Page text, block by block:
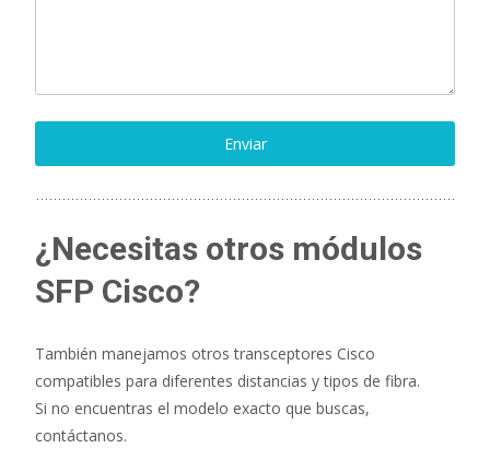
¿Necesitas otros módulos
SFP Cisco?
También manejamos otros transceptores Cisco
compatibles para diferentes distancias y tipos de fibra.
Si no encuentras el modelo exacto que buscas,
contáctanos.